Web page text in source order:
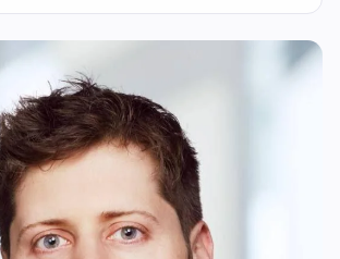
1
0
0
1
Protocoles
Mises à Niveau
Mise à l'Échelle
IA